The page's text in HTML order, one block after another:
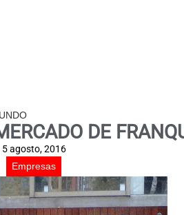
DE
5 agosto, 2016
Empresas